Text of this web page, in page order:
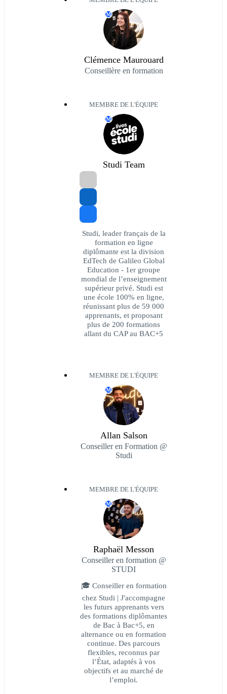
M
Clémence Maurouard
Conseillère en formation
MEMBRE DE L'ÉQUIPE
M
Studi Team
Studi, leader français de la
formation en ligne
diplômante est la division
EdTech de Galileo Global
Education - 1er groupe
mondial de l’enseignement
supérieur privé. Studi est
une école 100% en ligne,
réunissant plus de 59 000
apprenants, et proposant
plus de 200 formations
allant du CAP au BAC+5
MEMBRE DE L'ÉQUIPE
M
Allan Salson
Conseiller en Formation @
Studi
MEMBRE DE L'ÉQUIPE
M
Raphaël Messon
Conseiller en formation @
STUDI
🎓 Conseiller en formation
chez Studi | J'accompagne
les futurs apprenants vers
des formations diplômantes
de Bac à Bac+5, en
alternance ou en formation
continue. Des parcours
flexibles, reconnus par
l’État, adaptés à vos
objectifs et au marché de
l’emploi.